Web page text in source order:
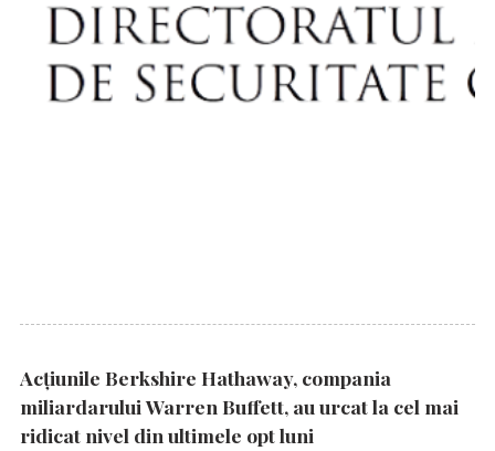
Acțiunile Berkshire Hathaway, compania
miliardarului Warren Buffett, au urcat la cel mai
ridicat nivel din ultimele opt luni